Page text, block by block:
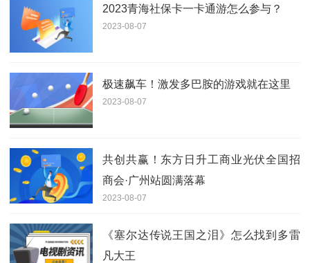
2023青海社保卡一卡通游怎么参与？
2023-08-07
极速飙车！激发多巴胺的游戏就在这里
2023-08-07
共创共赢！东方日升工商业光伏全国招
商会·广州站圆满落幕
2023-08-07
《塞尔达传说王国之泪》怎么找到多雷
凡大王